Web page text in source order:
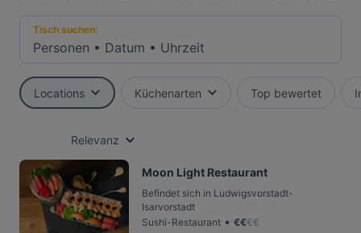
Tisch suchen:
Personen • Datum • Uhrzeit
Locations Küchenarten Top bewertet
Relevanz
Moon Light Restaurant
Befindet sich in Ludwigsvorstadt-
Isarvorstadt
Sushi-Restaurant • €€€€